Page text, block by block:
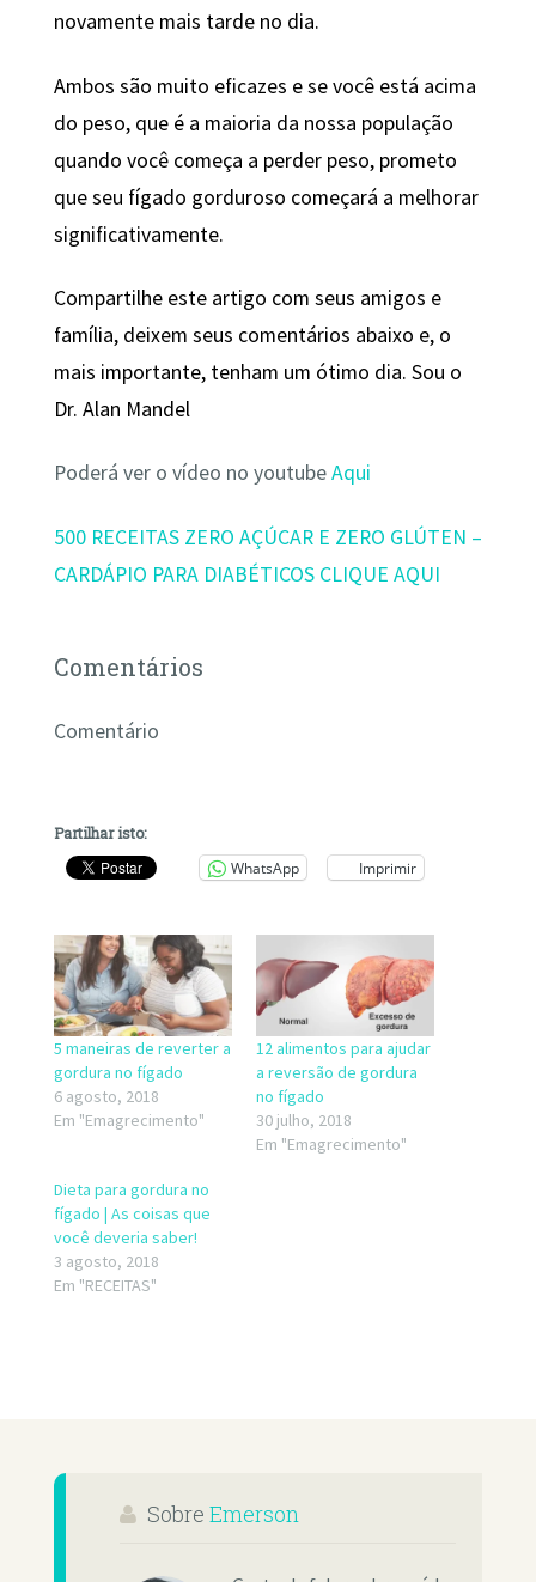
novamente mais tarde no dia.
Ambos são muito eficazes e se você está acima
do peso, que é a maioria da nossa população
quando você começa a perder peso, prometo
que seu fígado gorduroso começará a melhorar
significativamente.
Compartilhe este artigo com seus amigos e
família, deixem seus comentários abaixo e, o
mais importante, tenham um ótimo dia. Sou o
Dr. Alan Mandel
Poderá ver o vídeo no youtubeAqui
500 RECEITAS ZERO AÇÚCAR E ZERO GLÚTEN –
CARDÁPIO PARA DIABÉTICOS CLIQUE AQUI
Comentários
Comentário
Partilhar isto:
WhatsApp Imprimir
5 maneiras de reverter a
gordura no fígado
6 agosto, 2018
Em "Emagrecimento"
12 alimentos para ajudar
a reversão de gordura
no fígado
30 julho, 2018
Em "Emagrecimento"
Dieta para gordura no
fígado | As coisas que
você deveria saber!
3 agosto, 2018
Em "RECEITAS"
Sobre Emerson